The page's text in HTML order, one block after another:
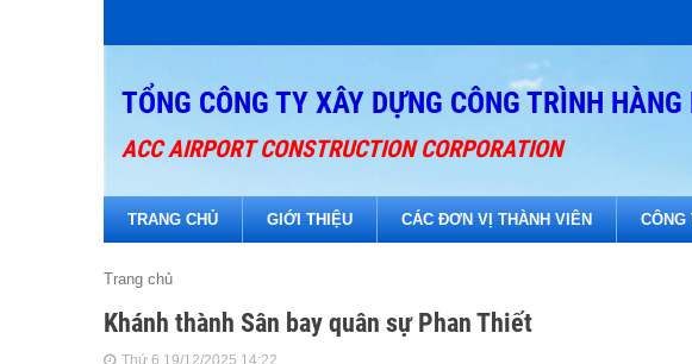
TỔNG CÔNG TY XÂY DỰNG CÔNG TRÌNH HÀNG
ACC AIRPORT CONSTRUCTION CORPORATION
TRANG CHỦ GIỚI THIỆU CÁC ĐƠN VỊ THÀNH VIÊN CÔNG
Trang chủ
Khánh thành Sân bay quân sự Phan Thiết
Thứ 6 19/12/2025 14:22